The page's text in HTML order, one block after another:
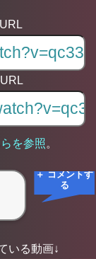
を参照 。
＋ コメントす
る
いる動画↓